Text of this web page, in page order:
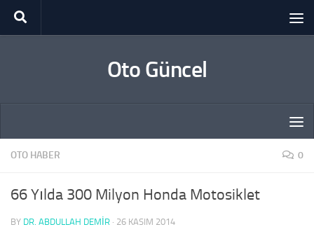
Skip to content
Oto Güncel
OTO HABER 0
66 Yılda 300 Milyon Honda Motosiklet
BY DR. ABDULLAH DEMİR · 26 KASIM 2014